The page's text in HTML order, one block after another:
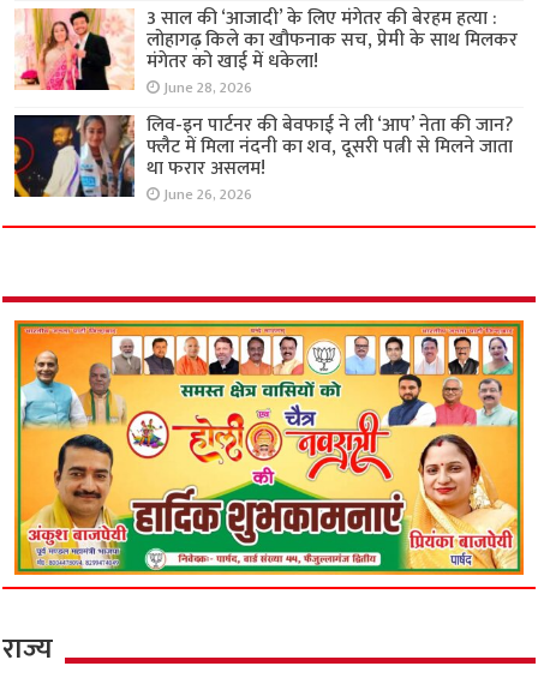
3 साल की ‘आजादी’ के लिए मंगेतर की बेरहम हत्या :
लोहागढ़ किले का खौफनाक सच, प्रेमी के साथ मिलकर
मंगेतर को खाई में धकेला!
June 28, 2026
लिव-इन पार्टनर की बेवफाई ने ली ‘आप’ नेता की जान?
फ्लैट में मिला नंदनी का शव, दूसरी पत्नी से मिलने जाता
था फरार असलम!
June 26, 2026
राज्य